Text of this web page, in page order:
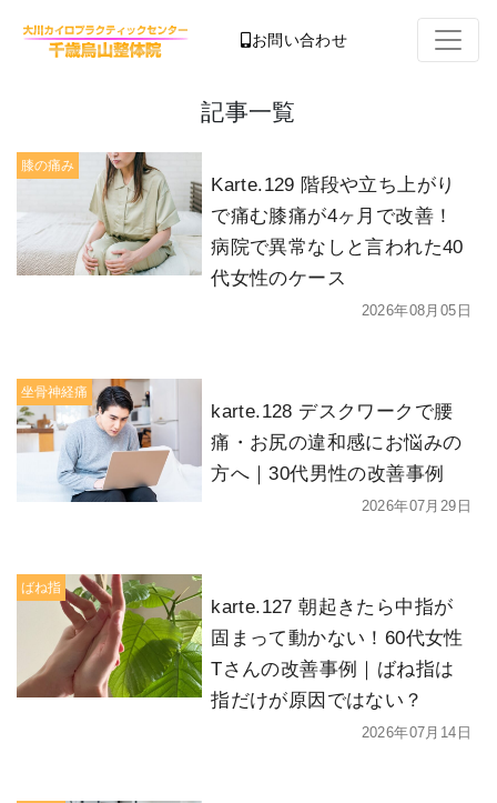
お問い合わせ
記事一覧
膝の痛み
Karte.129 階段や立ち上がり
で痛む膝痛が4ヶ月で改善！
病院で異常なしと言われた40
代女性のケース
2026年08月05日
坐骨神経痛
karte.128 デスクワークで腰
痛・お尻の違和感にお悩みの
方へ｜30代男性の改善事例
2026年07月29日
ばね指
karte.127 朝起きたら中指が
固まって動かない！60代女性
Tさんの改善事例｜ばね指は
指だけが原因ではない？
2026年07月14日